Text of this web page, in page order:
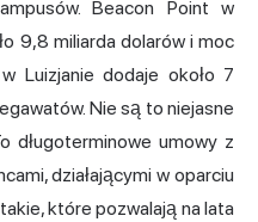
Beacon Point w
9,8 miliarda dolarówi moc
Luizjanie dodaje około 7
Nie są to niejasne
długoterminowe umowy z
działającymi w oparciu
które pozwalają na lata